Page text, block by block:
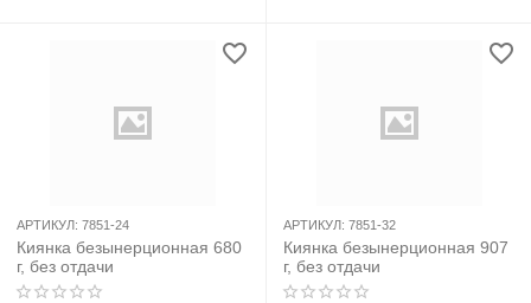
АРТИКУЛ: 7851-24
Киянка безынерционная 680
г, без отдачи
АРТИКУЛ: 7851-32
Киянка безынерционная 907
г, без отдачи